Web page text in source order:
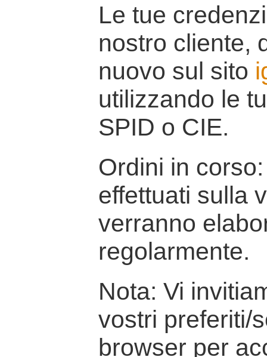
Le tue
nostro cliente,
nuovo sul sito
utilizzando le
SPID o CIE.
Ordini in
effettuati sulla
verranno
regolarmente.
Nota: Vi
vostri preferiti/
browser per